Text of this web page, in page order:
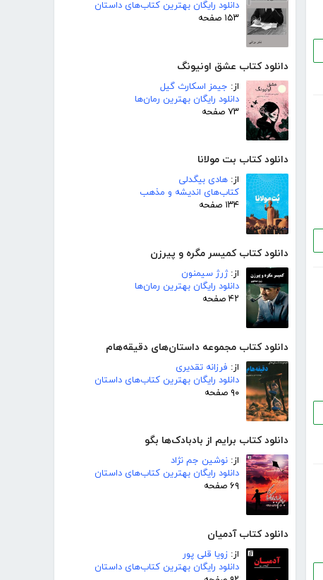
دانلود رایگان بهترین کتاب‌های داستان
۱۵۳ صفحه
دانلود کتاب عشق اونیونگ
از: جیمز اسکارث گیل
دانلود رایگان بهترین رمان‌ها
۷۳ صفحه
دانلود کتاب بت مولانا
از: هادی بیگدلی
کتاب‌های اندیشه و مذهب
۱۳۴ صفحه
دانلود کتاب کمیسر مگره و پیرزن
از:ژرژ سیمنون
دانلود رایگان بهترین رمان‌ها
۴۲ صفحه
دانلود کتاب مجموعه داستان‌های دقیقه‌هام
از: فرزانه تقدیری
دانلود رایگان بهترین کتاب‌های داستان
۹۰ صفحه
دانلود کتاب برایم از بادبادک‌ها بگو
از: نوشین جم نژاد
دانلود رایگان بهترین کتاب‌های داستان
۶۹ صفحه
دانلود کتاب آدمیان
از: زویا قلی پور
دانلود رایگان بهترین کتاب‌های داستان